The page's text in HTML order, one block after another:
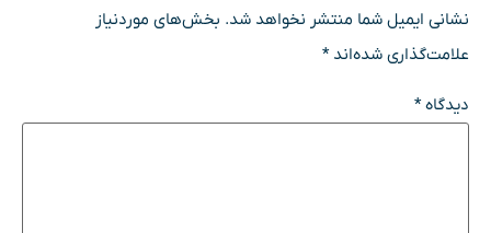
نشانی ایمیل شما منتشر نخواهد شد. بخش‌های موردنیاز
علامت‌گذاری شده‌اند*
دیدگاه*